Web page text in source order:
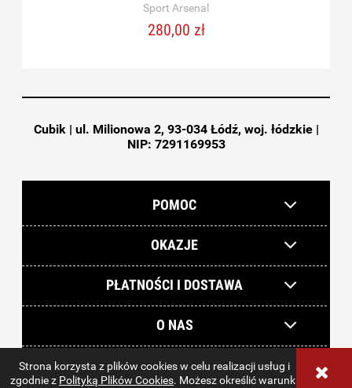
Strona korzysta z plików cookies w celu realizacji usług i
zgodnie z Polityką Plików Cookies. Możesz określić warunki
Sport Arsenal
280,00 zł
Cubik | ul. Milionowa 2, 93-034 Łódź, woj. łódzkie |
NIP: 7291169953
POMOC
OKAZJE
PŁATNOŚCI I DOSTAWA
O NAS
sklep internetowy Shoper.pl